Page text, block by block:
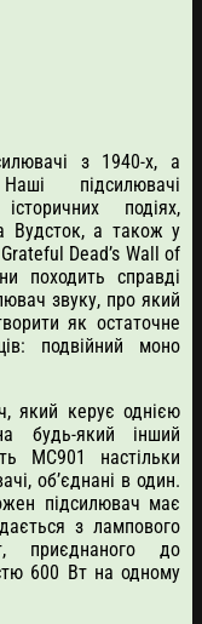
з 1940-х, а
підсилювачі
подіях,
Вудсток, а також у
Dead’s Wall of
походить справді
звуку, про який
як остаточне
подвійний моно
який керує однією
будь-який інший
MC901 настільки
об’єднані в один.
підсилювач має
з лампового
приєднаного до
600 Вт на одному